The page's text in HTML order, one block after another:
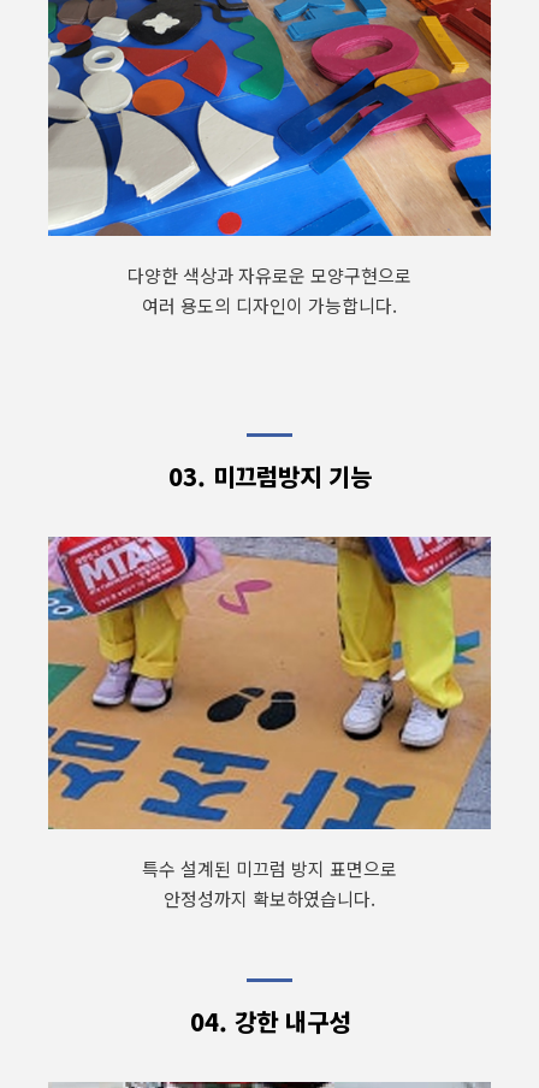
다양한 색상과 자유로운 모양구현으로
여러 용도의 디자인이 가능합니다.
03. 미끄럼방지 기능
특수 설계된 미끄럼 방지 표면으로
안정성까지 확보하였습니다.
04. 강한 내구성